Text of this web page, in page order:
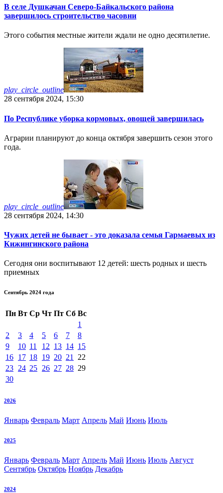
В селе Душкачан Северо-Байкальского района
завершилось строительство часовни
Этого события местные жители ждали не одно десятилетие.
play_circle_outline
28 сентября 2024, 15:30
По Республике уборка кормовых, овощей завершилась
Аграрии планируют до конца октября завершить сезон этого
года.
play_circle_outline
28 сентября 2024, 14:30
Чужих детей не бывает - это доказала семья Гармаевых из
Кижингинского района
Сегодня они воспитывают 12 детей: шесть родных и шесть
приемных
Сентябрь 2024 года
Пн Вт Ср Чт Пт Сб Вс
1
2
3 4 5 6 7
8
9
10 11 12 13 14 15
16 17 18 19 20 21 22
23 24 25 26 27 28 29
30
2026
Январь Февраль Март Апрель Май Июнь Июль
2025
Январь Февраль Март Апрель Май Июнь Июль Август
Сентябрь Октябрь Ноябрь Декабрь
2024